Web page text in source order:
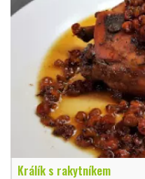
Králík s rakytníkem